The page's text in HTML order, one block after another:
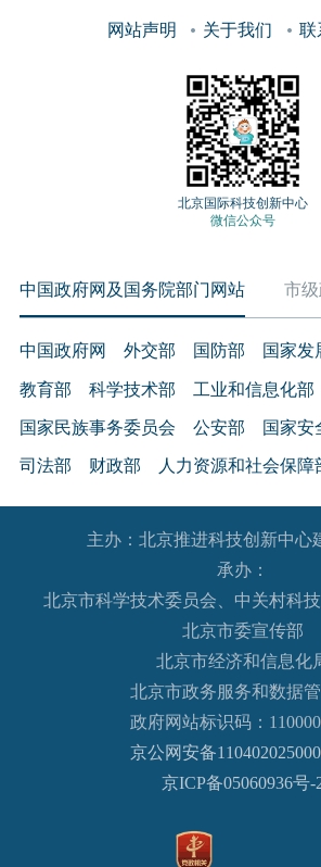
网站声明 关于我们 联
北京国际科技创新中心
微信公众号
中国政府网及国务院部门网站 市
中国政府网 外交部 国防部 国家发
教育部 科学技术部 工业和信息化部
国家民族事务委员会 公安部 国家安
司法部 财政部 人力资源和社会保障
生态环境部 住房和城乡建设部 交通
农业农村部 商务部 文化和旅游部
退役军人事务部
国家语言文字工作
国家航天局 国家原
国家核安全局
国务院国有资产监督管理委员会
国家市场监督管理总局
国家医疗保障局
主办：北京推进科技创新中心
承办：
北京市科学技术委员会、中关村科
北京市委宣传部
北京市经济和信息化
北京市政务服务和数据
政府网站标识码：
京公网安备
京ICP备05060936号-